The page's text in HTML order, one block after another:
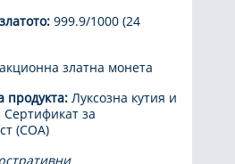
999.9/1000 (24
златна монета
продукта: Луксозна кутия и
за
(COA)